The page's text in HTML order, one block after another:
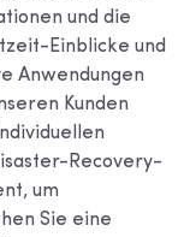
und die
Einblicke und
Anwendungen
Kunden
Recovery-
um
Sie eine